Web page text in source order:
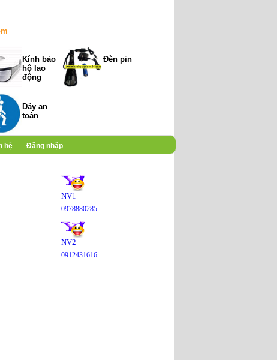
Kính bảo
hộ lao
động
Đèn pin
Dây an
toàn
hệ
Đăng nhập
NV1
0978880285
NV2
0912431616